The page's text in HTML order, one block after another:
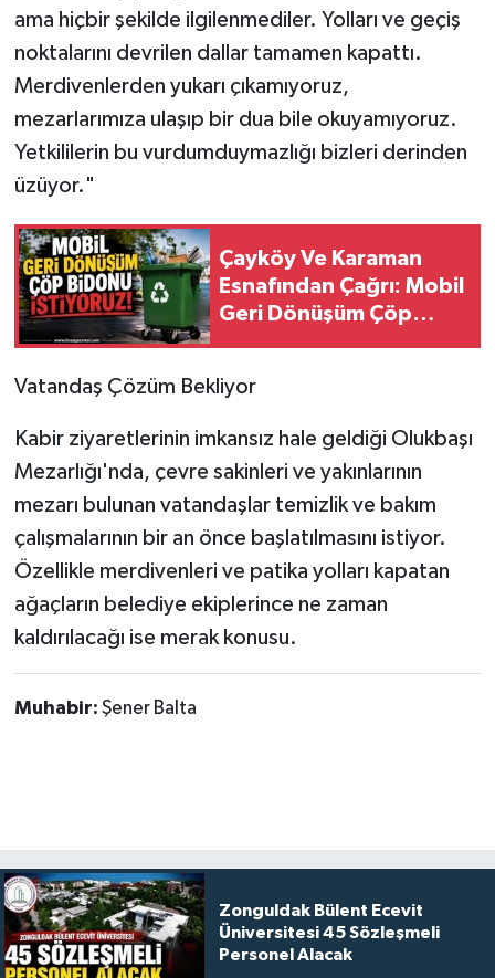
ama hiçbir şekilde ilgilenmediler. Yolları ve geçiş
noktalarını devrilen dallar tamamen kapattı.
Merdivenlerden yukarı çıkamıyoruz,
mezarlarımıza ulaşıp bir dua bile okuyamıyoruz.
Yetkililerin bu vurdumduymazlığı bizleri derinden
üzüyor."
Çayköy Ve Karaman
Esnafından Çağrı: Mobil
Geri Dönüşüm Çöp
​Vatandaş Çözüm Bekliyor
​Kabir ziyaretlerinin imkansız hale geldiği Olukbaşı
Mezarlığı'nda, çevre sakinleri ve yakınlarının
mezarı bulunan vatandaşlar temizlik ve bakım
çalışmalarının bir an önce başlatılmasını istiyor.
Özellikle merdivenleri ve patika yolları kapatan
ağaçların belediye ekiplerince ne zaman
kaldırılacağı ise merak konusu.
Muhabir: Şener Balta
Zonguldak Bülent Ecevit
Üniversitesi 45 Sözleşmeli
Personel Alacak